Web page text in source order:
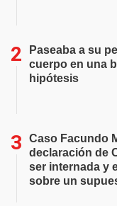
Paseaba a su
cuerpo en una
hipótesis
Caso Facundo
declaración de
ser internada y
sobre un